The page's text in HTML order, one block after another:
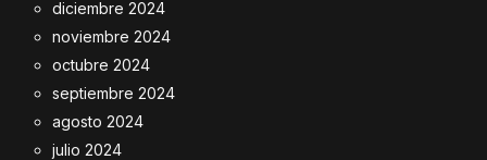
diciembre 2024
noviembre 2024
octubre 2024
septiembre 2024
agosto 2024
julio 2024